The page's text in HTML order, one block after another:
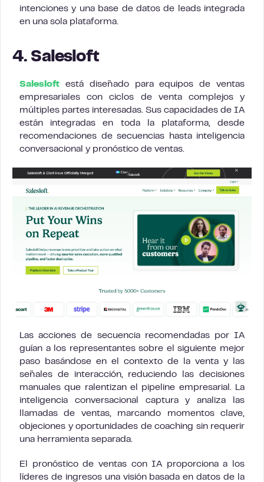
intenciones y una base de datos de leads integrada
en una sola plataforma.
4. Salesloft
Salesloft está diseñado para equipos de ventas
empresariales con ciclos de venta complejos y
múltiples partes interesadas. Sus capacidades de IA
están integradas en toda la plataforma, desde
recomendaciones de secuencias hasta inteligencia
conversacional y pronóstico de ventas.
Las acciones de secuencia recomendadas por IA
guían a los representantes sobre el siguiente mejor
paso basándose en el contexto de la venta y las
señales de interacción, reduciendo las decisiones
manuales que ralentizan el pipeline empresarial. La
inteligencia conversacional captura y analiza las
llamadas de ventas, marcando momentos clave,
objeciones y oportunidades de coaching sin requerir
una herramienta separada.
El pronóstico de ventas con IA proporciona a los
líderes de ingresos una visión basada en datos de la